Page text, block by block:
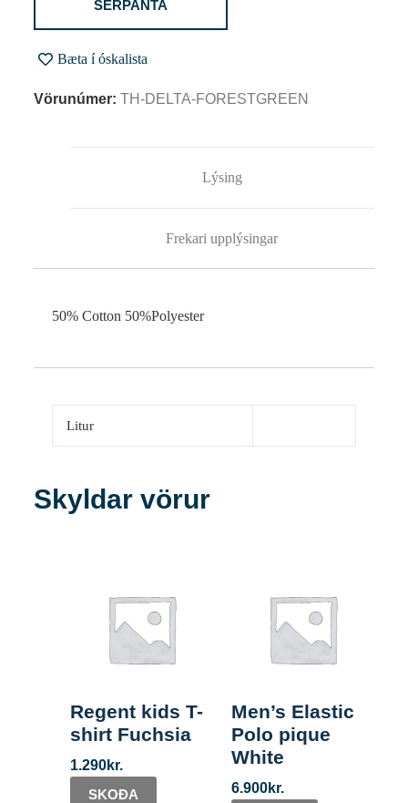
SÉRPANTA
Bæta í óskalista
Vörunúmer: TH-DELTA-FORESTGREEN
Lýsing
Frekari upplýsingar
50% Cotton 50%Polyester
Litur
Skyldar vörur
Regent kids T-
shirt Fuchsia
1.290kr.
SKOÐA
Men’s Elastic
Polo pique
White
6.900kr.